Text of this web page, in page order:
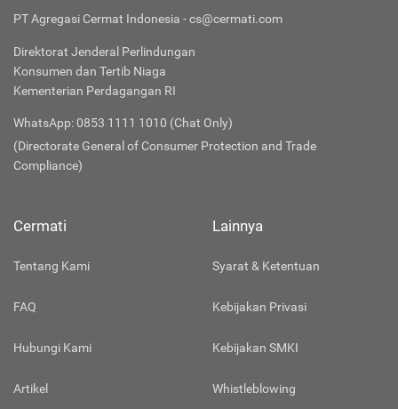
PT Agregasi Cermat Indonesia - cs@cermati.com
Direktorat Jenderal Perlindungan
Konsumen dan Tertib Niaga
Kementerian Perdagangan RI
WhatsApp: 0853 1111 1010 (Chat Only)
(Directorate General of Consumer Protection and Trade
Compliance)
Cermati
Tentang Kami
FAQ
Hubungi Kami
Artikel
Lainnya
Syarat & Ketentuan
Kebijakan Privasi
Kebijakan SMKI
Whistleblowing